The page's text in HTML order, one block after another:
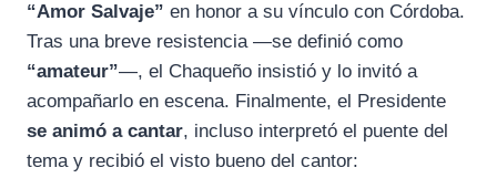
“Amor Salvaje” en honor a su vínculo con Córdoba.
Tras una breve resistencia —se definió como
“amateur”—, el Chaqueño insistió y lo invitó a
acompañarlo en escena. Finalmente, el Presidente
se animó a cantar, incluso interpretó el puente del
tema y recibió el visto bueno del cantor: